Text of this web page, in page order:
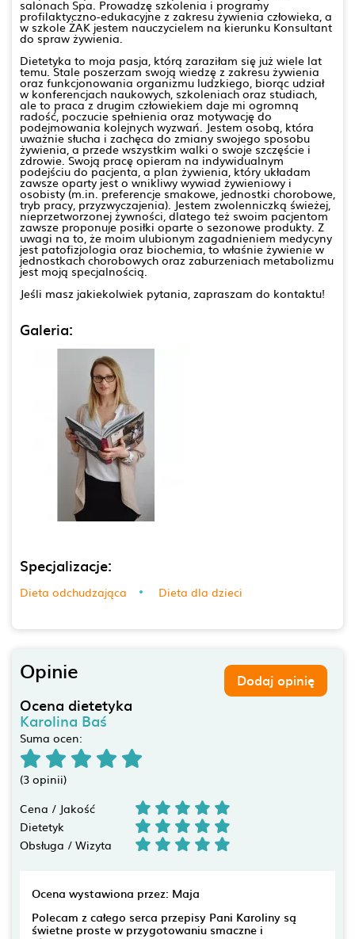
salonach Spa. Prowadzę szkolenia i programy
profilaktyczno-edukacyjne z zakresu żywienia człowieka, a
w szkole ŻAK jestem nauczycielem na kierunku Konsultant
do spraw żywienia.
Dietetyka to moja pasja, którą zaraziłam się już wiele lat
temu. Stale poszerzam swoją wiedzę z zakresu żywienia
oraz funkcjonowania organizmu ludzkiego, biorąc udział
w konferencjach naukowych, szkoleniach oraz studiach,
ale to praca z drugim człowiekiem daje mi ogromną
radość, poczucie spełnienia oraz motywację do
podejmowania kolejnych wyzwań. Jestem osobą, która
uważnie słucha i zachęca do zmiany swojego sposobu
żywienia, a przede wszystkim walki o swoje szczęście i
zdrowie. Swoją pracę opieram na indywidualnym
podejściu do pacjenta, a plan żywienia, który układam
zawsze oparty jest o wnikliwy wywiad żywieniowy i
osobisty (m.in. preferencje smakowe, jednostki chorobowe,
tryb pracy, przyzwyczajenia). Jestem zwolenniczką świeżej,
nieprzetworzonej żywności, dlatego też swoim pacjentom
zawsze proponuje posiłki oparte o sezonowe produkty. Z
uwagi na to, że moim ulubionym zagadnieniem medycyny
jest patofizjologia oraz biochemia, to właśnie żywienie w
jednostkach chorobowych oraz zaburzeniach metabolizmu
jest moją specjalnością.
Jeśli masz jakiekolwiek pytania, zapraszam do kontaktu!
Galeria:
Specjalizacje:
Dieta odchudzająca Dieta dla dzieci
Opinie Dodaj opinię
Ocena dietetyka
Karolina Baś
Suma ocen:
(3 opinii)
Cena / Jakość
Dietetyk
Obsługa / Wizyta
Ocena wystawiona przez: Maja
Polecam z całego serca przepisy Pani Karoliny są
świetne proste w przygotowaniu smaczne i